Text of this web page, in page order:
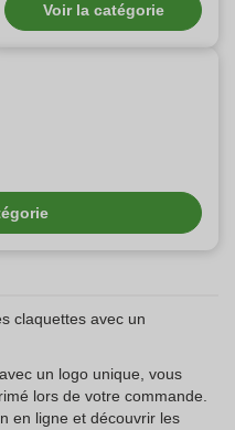
Voir la catégorie
claquettes avec un
un logo unique, vous
lors de votre commande.
en ligne et découvrir les